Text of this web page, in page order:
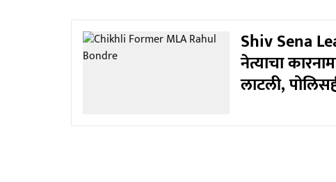
Shiv Sena
नेत्याचा
लाटली,